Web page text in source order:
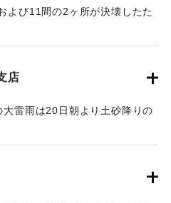
22日 朝刊7面、6月23日朝刊4
よび11間の2ヶ所が決壊したた
格約800円）を流失した。
22日 朝刊4面、朝刊7面】
店
雷雨は20日朝より土砂降りの
村鐘紡支店付近一帯はほとん
戸以上に達し、活動常設賓館付
洗われ刻々危険の状態となっ